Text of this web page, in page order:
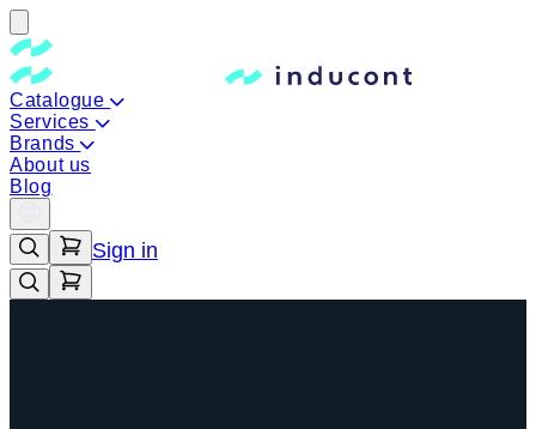
Catalogue
Services
Brands
About us
Blog
Sign in